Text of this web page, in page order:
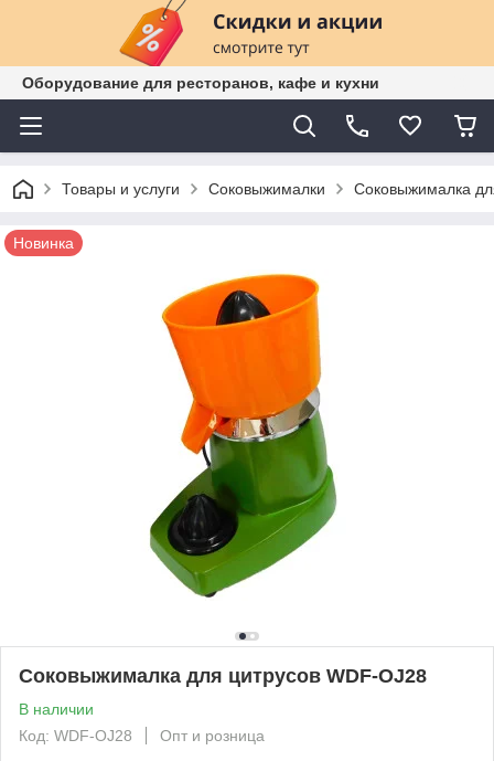
Оборудование для ресторанов, кафе и кухни
Товары и услуги Соковыжималки Соковыжималка
Новинка
Соковыжималка для цитрусов WDF-OJ28
В наличии
Код: WDF-OJ28
Опт и розница